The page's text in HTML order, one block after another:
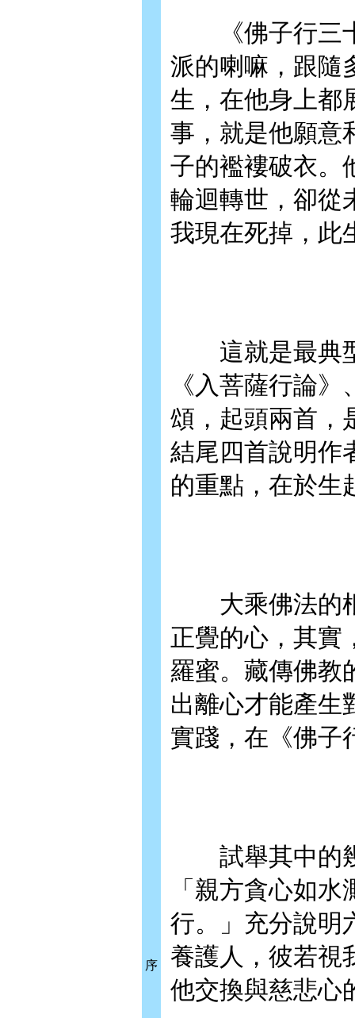
序
《佛子行三十
派的喇嘛，跟隨
生，在他身上都
事，就是他願意
子的襤褸破衣。
輪迴轉世，卻從
我現在死掉，此
這就是最典型
《入菩薩行論
頌，起頭兩首，
結尾四首說明作
的重點，在於生
大乘佛法的根
正覺的心，其實
羅蜜。藏傳佛教
出離心才能產生
實踐，在《佛子
試舉其中的幾
「親方貪心如
行。」充分說明
養護人，彼若視
他交換與慈悲心